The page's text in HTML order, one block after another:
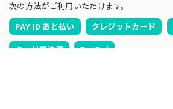
次の方法がご利用いただけます。
PAY ID あと払い クレジットカード
キャリア決済 PayPal